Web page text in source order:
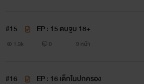
#15 EP : 15 ตบจูบ 18+
1.3k 0 9 หน้า
#16 EP : 16 เด็กในปกครอง